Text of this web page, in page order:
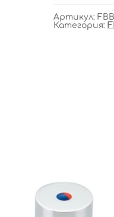
Артикул:
Категория: